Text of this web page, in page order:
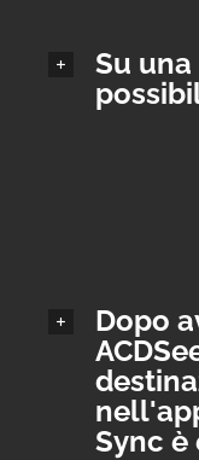
Su
Dopo
Sync